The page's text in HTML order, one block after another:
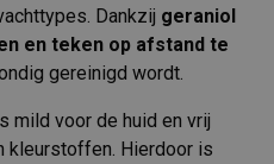
Dankzij geraniol
en teken op afstand te
gereinigd wordt.
mild voor de huid en vrij
kleurstoffen. Hierdoor is